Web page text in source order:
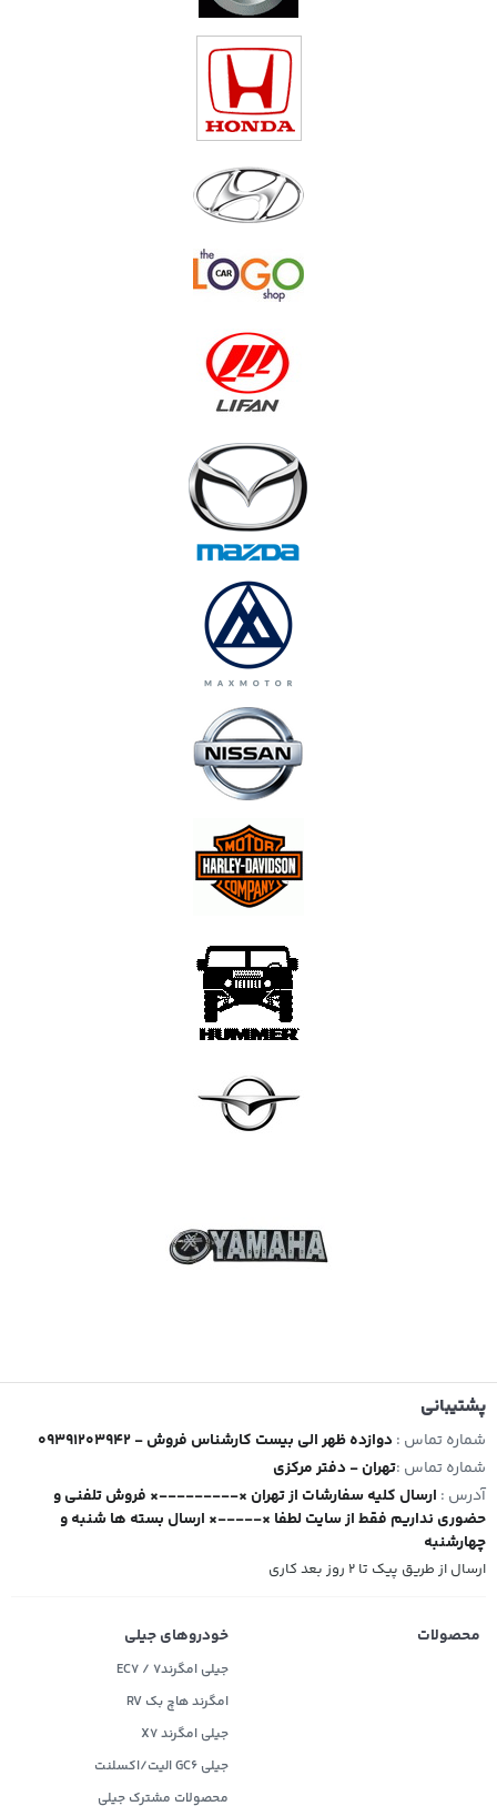
پشتیبانی
شماره تماس : 09391203942 - دوازده ظهر الی بیست کارشناس فروش
شماره تماس :تهران - دفتر مرکزی
آدرس : ارسال کلیه سفارشات از تهران ×---------× فروش تلفنی و
حضوری نداریم فقط از سایت لطفا ×-----× ارسال بسته ها شنبه و
چهارشنبه
ارسال از طریق پیک تا ۲ روز بعد کاری
محصولات خودروهای جیلی
جیلی امگرند۷ / EC7
امگرند هاچ بک RV
جیلی امگرند X7
جیلی GC6 الیت/اکسلنت
محصولات مشترک جیلی